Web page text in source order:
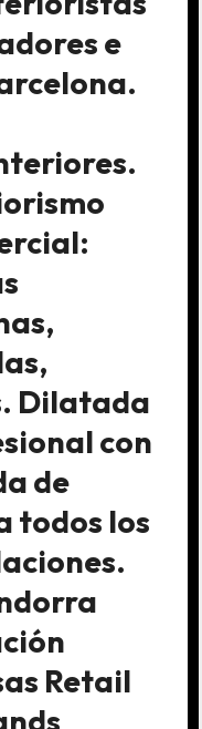
e
Dilatada
con
de
todos los
Retail